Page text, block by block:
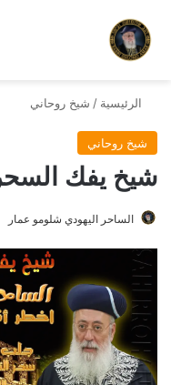
الرئيسية / شيخ روحاني
شيخ روحاني
شيخ يفك
الساحر اليهودي شلومو عمار